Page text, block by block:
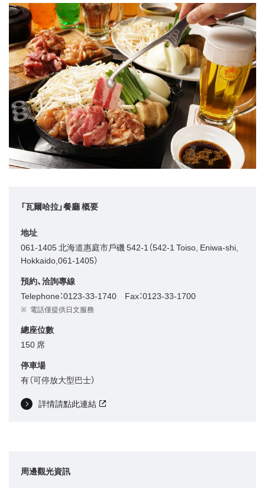
「瓦爾哈拉」餐廳 概要
地址
061-1405 北海道惠庭市戶磯 542-1（542-1 Toiso, Eniwa-shi,
Hokkaido,061-1405）
預約、洽詢專線
Telephone：0123-33-1740 Fax：0123-33-1700
電話僅提供日文服務
總座位數
150 席
停車場
有（可停放大型巴士）
詳情請點此連結
周邊觀光資訊